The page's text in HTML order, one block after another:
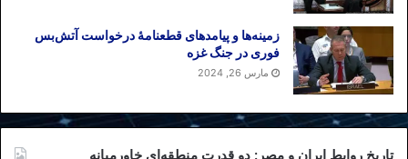
زمینه‌ها و پیامدهای قطعنامهٔ درخواست آتش‌بس
فوری در جنگ غزه
مارس 26, 2024
تاریخ روابط ایران و مصر: دو قدرت منطقه‌ای خاورمیانه